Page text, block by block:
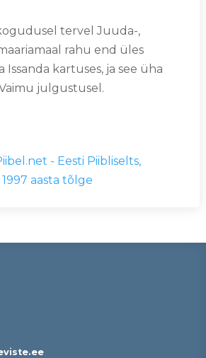
tervel Juuda-,
rahu end üles
Issanda kartuses, ja see üha
julgustusel.
- Eesti Piibliselts,
1997 aasta tõlge